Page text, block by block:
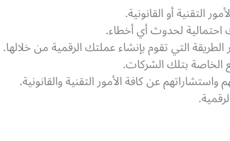
التقنية أو القانونية.
لحدوث أي أخطاء.
التي تقوم بإنشاء عملتك الرقمية من خلالها.
الخاصة بتلك الشركات.
عن كافة الأمور التقنية والقانونية.